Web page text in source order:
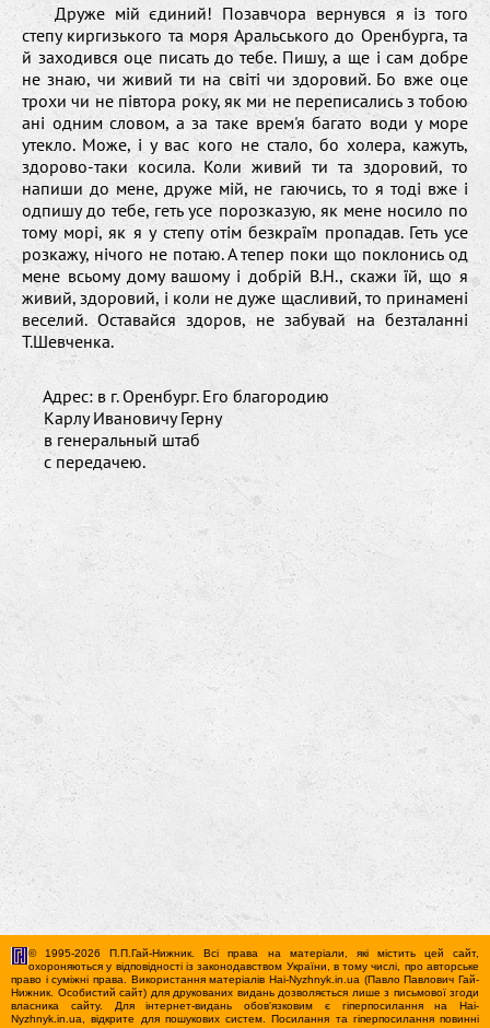
Друже мій єдиний! Позавчора вернувся я із того
степу киргизького та моря Аральського до Оренбурга, та
й заходився оце писать до тебе. Пишу, а ще і сам добре
не знаю, чи живий ти на світі чи здоровий. Бо вже оце
трохи чи не півтора року, як ми не переписались з тобою
ані одним словом, а за таке врем'я багато води у море
утекло. Може, і у вас кого не стало, бо холера, кажуть,
здорово-таки косила. Коли живий ти та здоровий, то
напиши до мене, друже мій, не гаючись, то я тоді вже і
одпишу до тебе, геть усе порозказую, як мене носило по
тому морі, як я у степу отім безкраїм пропадав. Геть усе
розкажу, нічого не потаю. А тепер поки що поклонись од
мене всьому дому вашому і добрій В.Н., скажи їй, що я
живий, здоровий, і коли не дуже щасливий, то принамені
веселий. Оставайся здоров, не забувай на безталанні
Т.Шевченка.
Адрес: в г. Оренбург. Его благородию
Карлу Ивановичу Герну
в генеральный штаб
с передачею.
© 1995-2026 П.П.Гай-Нижник. Всі права на матеріали, які містить цей сайт,
охороняються у відповідності із законодавством України, в тому числі, про авторське
право і суміжні права. Використання матерiалiв Hai-Nyzhnyk.in.ua (Павло Павлович Гай-
Нижник. Особистий сайт) для друкованих видань дозволяється лише з письмової згоди
власника сайту. Для iнтернет-видань обов'язковим є гiперпосилання на Hai-
Nyzhnyk.in.ua, відкрите для пошукових систем. Посилання та гіперпосилання повинні